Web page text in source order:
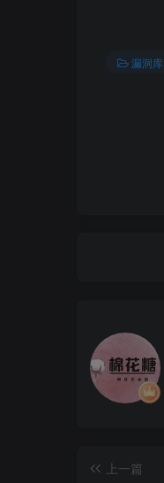
漏洞库
上一篇